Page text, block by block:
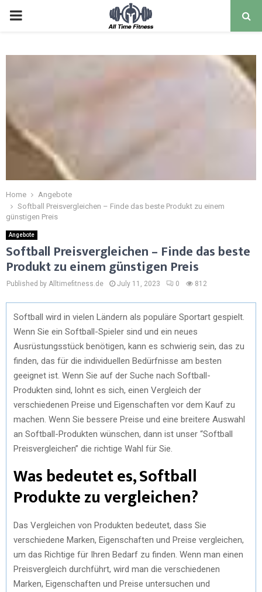
Home
Angebote
Softball Preisvergleichen – Finde das beste Produkt zu einem
günstigen Preis
Angebote
Softball Preisvergleichen – Finde das beste
Produkt zu einem günstigen Preis
Published by Alltimefitness.de July 11, 2023 0 812
Softball wird in vielen Ländern als populäre Sportart gespielt.
Wenn Sie ein Softball-Spieler sind und ein neues
Ausrüstungsstück benötigen, kann es schwierig sein, das zu
finden, das für die individuellen Bedürfnisse am besten
geeignet ist. Wenn Sie auf der Suche nach Softball-
Produkten sind, lohnt es sich, einen Vergleich der
verschiedenen Preise und Eigenschaften vor dem Kauf zu
machen. Wenn Sie bessere Preise und eine breitere Auswahl
an Softball-Produkten wünschen, dann ist unser “Softball
Preisvergleichen” die richtige Wahl für Sie.
Was bedeutet es, Softball
Produkte zu vergleichen?
Das Vergleichen von Produkten bedeutet, dass Sie
verschiedene Marken, Eigenschaften und Preise vergleichen,
um das Richtige für Ihren Bedarf zu finden. Wenn man einen
Preisvergleich durchführt, wird man die verschiedenen
Marken, Eigenschaften und Preise untersuchen und